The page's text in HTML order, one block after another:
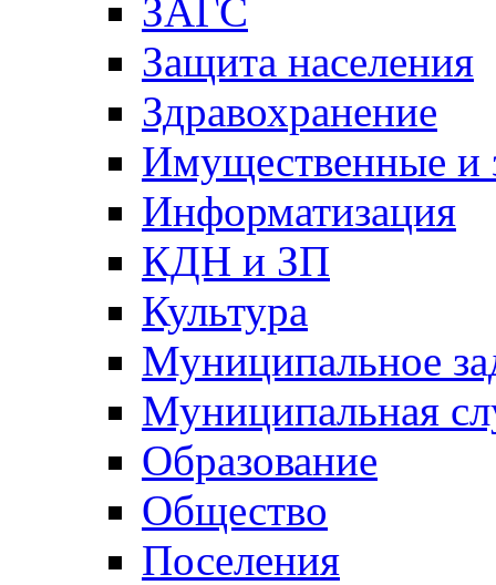
ЗАГС
Защита населения
Здравохранение
Имущественные и
Информатизация
КДН и ЗП
Культура
Муниципальное
Муниципальная
Образование
Общество
Поселения